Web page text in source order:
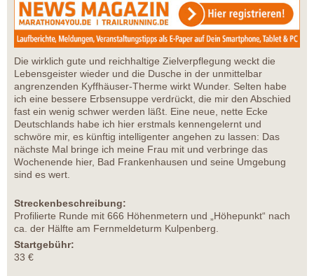
Die wirklich gute und reichhaltige Zielverpflegung weckt die
Lebensgeister wieder und die Dusche in der unmittelbar
angrenzenden Kyffhäuser-Therme wirkt Wunder. Selten habe
ich eine bessere Erbsensuppe verdrückt, die mir den Abschied
fast ein wenig schwer werden läßt. Eine neue, nette Ecke
Deutschlands habe ich hier erstmals kennengelernt und
schwöre mir, es künftig intelligenter angehen zu lassen: Das
nächste Mal bringe ich meine Frau mit und verbringe das
Wochenende hier, Bad Frankenhausen und seine Umgebung
sind es wert.
Streckenbeschreibung:
Profilierte Runde mit 666 Höhenmetern und „Höhepunkt“ nach
ca. der Hälfte am Fernmeldeturm Kulpenberg.
Startgebühr:
33 €